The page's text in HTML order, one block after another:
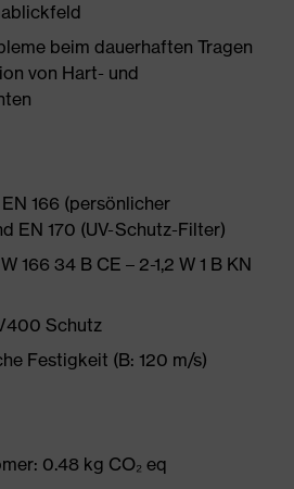
beim dauerhaften Tragen
von Hart- und
166 (persönlicher
EN 170 (UV-Schutz-Filter)
166 34 B CE – 2-1,2 W 1 B KN
Schutz
Festigkeit (B: 120 m/s)
0.48 kg CO₂ eq